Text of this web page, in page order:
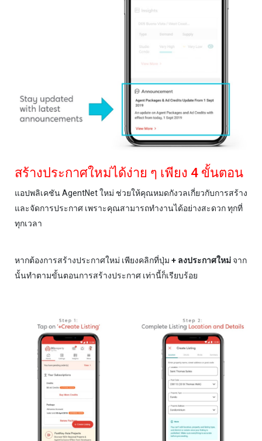
สร้างประกาศใหม่ได้ง่าย ๆ เพียง 4 ขั้นตอน
แอปพลิเคชัน AgentNet ใหม่ ช่วยให้คุณหมดกังวลเกี่ยวกับการสร้าง
และจัดการประกาศ เพราะคุณสามารถทำงานได้อย่างสะดวก ทุกที่
ทุกเวลา
หากต้องการสร้างประกาศใหม่ เพียงคลิกที่ปุ่ม + ลงประกาศใหม่ จาก
นั้นทำตามขั้นตอนการสร้างประกาศ เท่านี้ก็เรียบร้อย